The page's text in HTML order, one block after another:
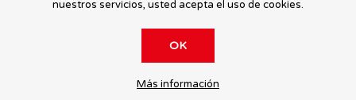
Calle León, 1 - 03440 Ibi, Alicante
nuestros servicios, usted acepta el uso de cookies.
OK
Más información